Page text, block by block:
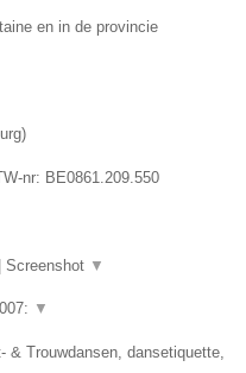
en in de provincie
)
nr: BE0861.209.550
| Screenshot ▼
▼
Trouwdansen, dansetiquette,